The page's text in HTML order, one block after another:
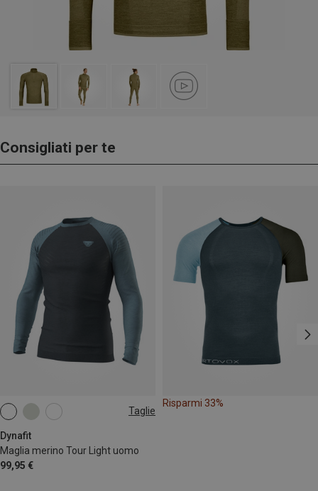
Consigliati per te
Taglie
Dynafit
Maglia merino Tour Light uomo
99,95 €
S M L
Risparmi 33%